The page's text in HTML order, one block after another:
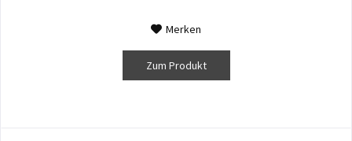
Merken
Zum Produkt